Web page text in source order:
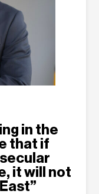
in the
that if
it will not